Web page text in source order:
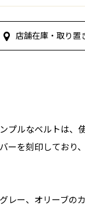
店舗在庫・取り置
プルなベルトは、
ーを刻印しており
レー、オリーブの